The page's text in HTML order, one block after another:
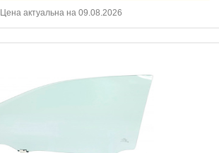
Цена актуальна на 09.08.2026